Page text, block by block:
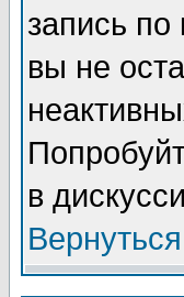
запись
вы не
в